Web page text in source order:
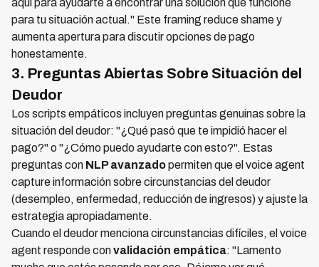
aquí para ayudarte a encontrar una solución que funcione
para tu situación actual." Este framing reduce shame y
aumenta apertura para discutir opciones de pago
honestamente.
3. Preguntas Abiertas Sobre Situación del
Deudor
Los scripts empáticos incluyen preguntas genuinas sobre la
situación del deudor: "¿Qué pasó que te impidió hacer el
pago?" o "¿Cómo puedo ayudarte con esto?". Estas
preguntas con NLP avanzadopermiten que el voice agent
capture información sobre circunstancias del deudor
(desempleo, enfermedad, reducción de ingresos) y ajuste la
estrategia apropiadamente.
Cuando el deudor menciona circunstancias difíciles, el voice
agent responde convalidación empática: "Lamento